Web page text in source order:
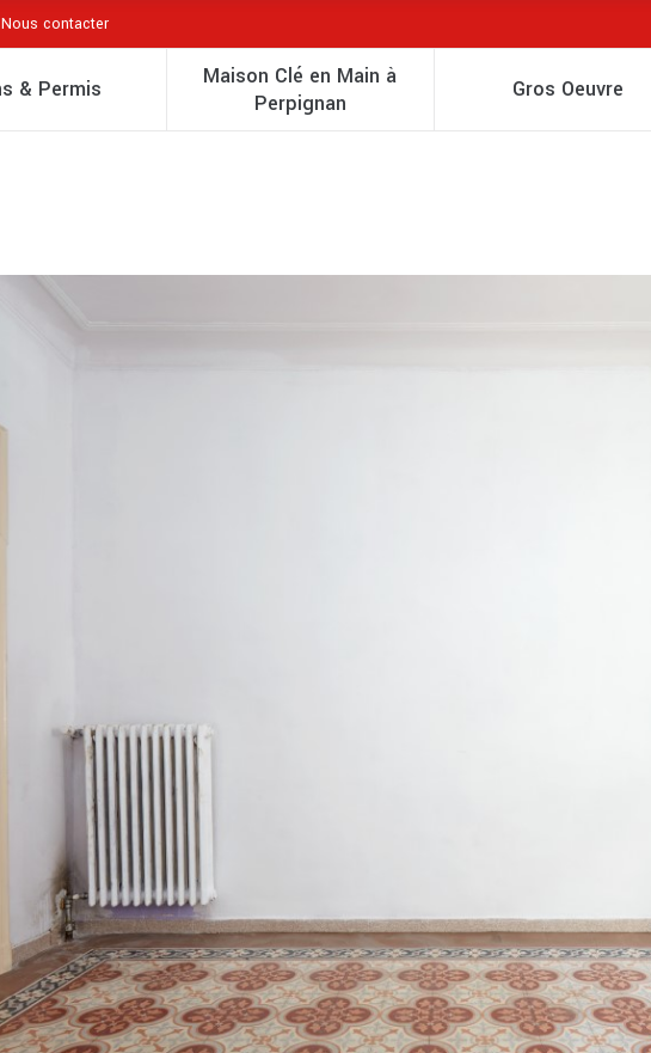
Nous contacter
& Permis
Maison Clé en Main à
Perpignan
Gros Oeuvre